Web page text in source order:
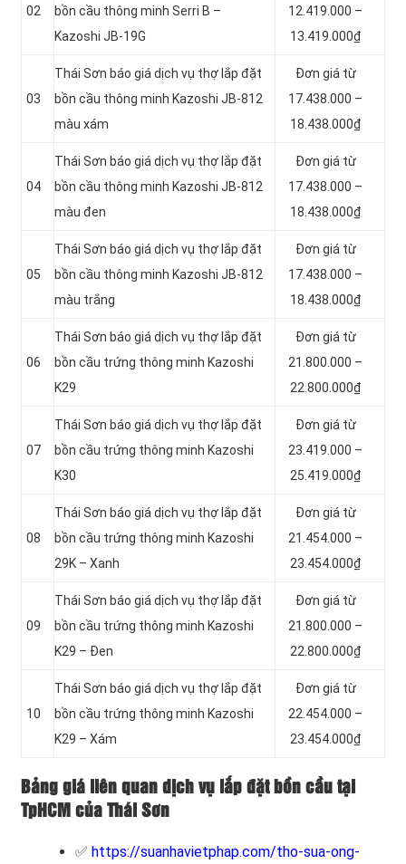
02
bồn cầu thông minh Serri B –
Kazoshi JB-19G
12.419.000 –
13.419.000₫
03
Thái Sơn báo giá dịch vụ thợ lắp đặt
bồn cầu thông minh Kazoshi JB-812
màu xám
Đơn giá từ
17.438.000 –
18.438.000₫
04
Thái Sơn báo giá dịch vụ thợ lắp đặt
bồn cầu thông minh Kazoshi JB-812
màu đen
Đơn giá từ
17.438.000 –
18.438.000₫
05
Thái Sơn báo giá dịch vụ thợ lắp đặt
bồn cầu thông minh Kazoshi JB-812
màu trắng
Đơn giá từ
17.438.000 –
18.438.000₫
06
Thái Sơn báo giá dịch vụ thợ lắp đặt
bồn cầu trứng thông minh Kazoshi
K29
Đơn giá từ
21.800.000 –
22.800.000₫
07
Thái Sơn báo giá dịch vụ thợ lắp đặt
bồn cầu trứng thông minh Kazoshi
K30
Đơn giá từ
23.419.000 –
25.419.000₫
08
Thái Sơn báo giá dịch vụ thợ lắp đặt
bồn cầu trứng thông minh Kazoshi
29K – Xanh
Đơn giá từ
21.454.000 –
23.454.000₫
09
Thái Sơn báo giá dịch vụ thợ lắp đặt
bồn cầu trứng thông minh Kazoshi
K29 – Đen
Đơn giá từ
21.800.000 –
22.800.000₫
10
Thái Sơn báo giá dịch vụ thợ lắp đặt
bồn cầu trứng thông minh Kazoshi
K29 – Xám
Đơn giá từ
22.454.000 –
23.454.000₫
Bảng giá liên quan dịch vụ lắp đặt bồn cầu tại
TpHCM của Thái Sơn
✅ https://suanhavietphap.com/tho-sua-ong-